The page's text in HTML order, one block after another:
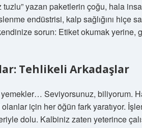
tuzlu” yazan paketlerin çoğu, hala
endüstrisi, kalp sağlığını hiçe
sorun: Etiket okumak yerine,
Tehlikeli Arkadaşlar
yemekler… Seviyorsunuz, biliyorum.
için her öğün fark yaratıyor.
dolu. Kalbiniz zaten yeterince